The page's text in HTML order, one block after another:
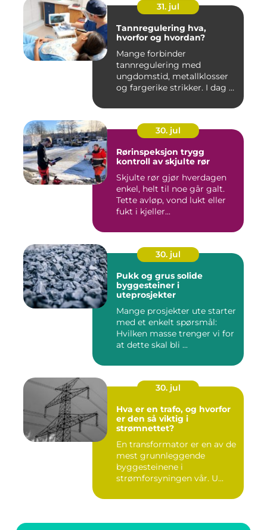
31. jul
Tannregulering hva,
hvorfor og hvordan?
Mange forbinder
tannregulering med
ungdomstid, metallklosser
og fargerike strikker. I dag er
30. jul
Rørinspeksjon trygg
kontroll av skjulte rør
Skjulte rør gjør hverdagen
enkel, helt til noe går galt.
Tette avløp, vond lukt eller
fukt i kjeller...
30. jul
Pukk og grus solide
byggesteiner i
uteprosjekter
Mange prosjekter ute starter
med et enkelt spørsmål:
Hvilken masse trenger vi for
at dette skal bli ...
30. jul
Hva er en trafo, og hvorfor
er den så viktig i
strømnettet?
En transformator er en av de
mest grunnleggende
byggesteinene i
strømforsyningen vår. U...